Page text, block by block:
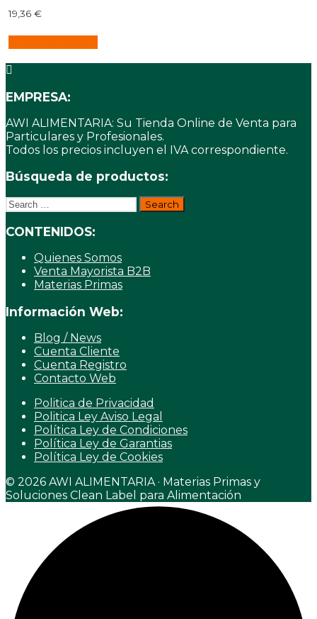
19,36€
EMPRESA:
AWI ALIMENTARIA: Su Tienda Online de Venta para
Particulares y Profesionales.
Todos los precios incluyen el IVA correspondiente.
Búsqueda de productos:
Search
for:
CONTENIDOS:
Quienes Somos
Venta Mayorista B2B
Materias Primas
Información Web:
Blog / News
Cuenta Cliente
Cuenta Registro
Contacto Web
Politica de Privacidad
Politica Ley Aviso Legal
Política Ley de Condiciones
Política Ley de Garantias
Política Ley de Cookies
© 2026 AWI ALIMENTARIA · Materias Primas y
Soluciones Clean Label para Alimentación